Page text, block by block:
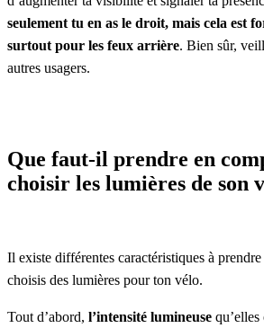
seulement tu en as le droit, mais cela est
surtout pour les feux arrière. Bien sûr,
autres usagers.
Que faut-il prendre en
choisir les lumières de son
Il existe différentes caractéristiques à
choisis des lumières pour ton vélo.
Tout d’abord, l’intensité lumineuse